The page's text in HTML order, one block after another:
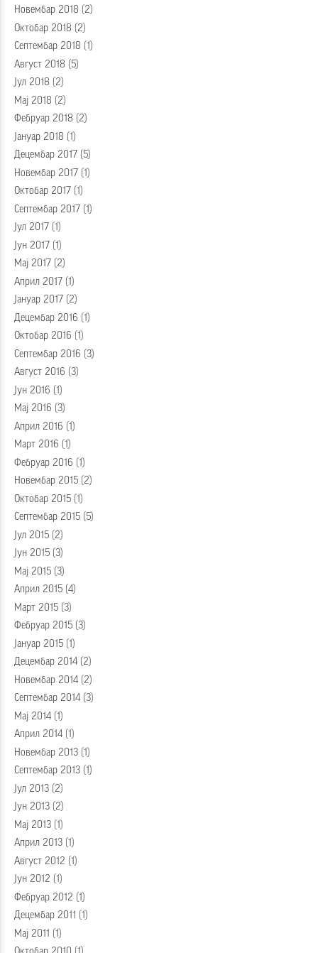
Новембар 2018 (2)
Октобар 2018 (2)
Септембар 2018 (1)
Август 2018 (5)
Јул 2018 (2)
Мај 2018 (2)
Фебруар 2018 (2)
Јануар 2018 (1)
Децембар 2017 (5)
Новембар 2017 (1)
Октобар 2017 (1)
Септембар 2017 (1)
Јул 2017 (1)
Јун 2017 (1)
Мај 2017 (2)
Април 2017 (1)
Јануар 2017 (2)
Децембар 2016 (1)
Октобар 2016 (1)
Септембар 2016 (3)
Август 2016 (3)
Јун 2016 (1)
Мај 2016 (3)
Април 2016 (1)
Март 2016 (1)
Фебруар 2016 (1)
Новембар 2015 (2)
Октобар 2015 (1)
Септембар 2015 (5)
Јул 2015 (2)
Јун 2015 (3)
Мај 2015 (3)
Април 2015 (4)
Март 2015 (3)
Фебруар 2015 (3)
Јануар 2015 (1)
Децембар 2014 (2)
Новембар 2014 (2)
Септембар 2014 (3)
Мај 2014 (1)
Април 2014 (1)
Новембар 2013 (1)
Септембар 2013 (1)
Јул 2013 (2)
Јун 2013 (2)
Мај 2013 (1)
Април 2013 (1)
Август 2012 (1)
Јун 2012 (1)
Фебруар 2012 (1)
Децембар 2011
(1)
Мај 2011
(1)